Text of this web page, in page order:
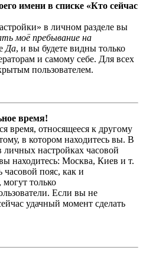
имени в списке «Кто сейчас
в личном разделе вы
моё пребывание на
Да, и вы будете видны только
и самому себе. Для всех
пользователем.
время!
время, относящееся к другому
в котором находитесь вы. В
личных настройках часовой
находитесь: Москва, Киев и т.
часовой пояс, как и
только
Если вы не
удачный момент сделать